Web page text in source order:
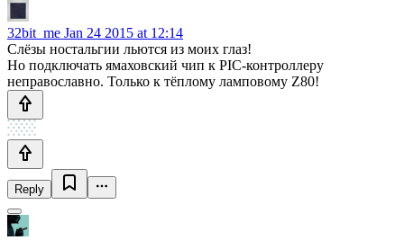
32bit_me Jan 24 2015 at 12:14
Слёзы ностальгии льются из моих глаз!
Но подключать ямаховский чип к PIC-контроллеру
неправославно. Только к тёплому ламповому Z80!
Reply